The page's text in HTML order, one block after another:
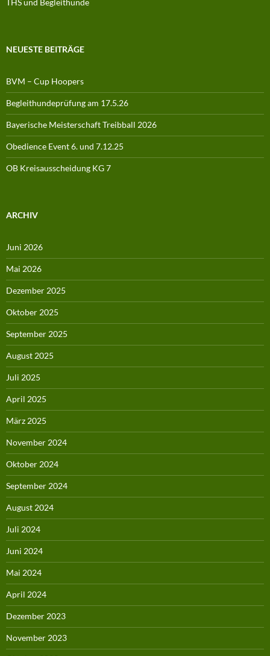
NEUESTE BEITRÄGE
BVM – Cup Hoopers
Begleithundeprüfung am 17.5.26
Bayerische Meisterschaft Treibball 2026
Obedience Event 6. und 7.12.25
OB Kreisausscheidung KG 7
ARCHIV
Juni 2026
Mai 2026
Dezember 2025
Oktober 2025
September 2025
August 2025
Juli 2025
April 2025
März 2025
November 2024
Oktober 2024
September 2024
August 2024
Juli 2024
Juni 2024
Mai 2024
April 2024
Dezember 2023
November 2023